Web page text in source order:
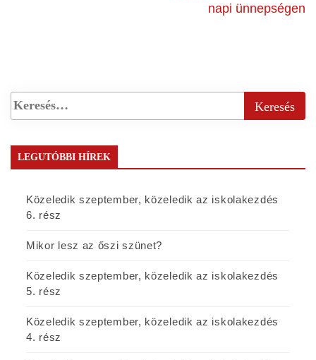
napi ünnepségen
LEGUTÓBBI HÍREK
Közeledik szeptember, közeledik az iskolakezdés
6. rész
Mikor lesz az őszi szünet?
Közeledik szeptember, közeledik az iskolakezdés
5. rész
Közeledik szeptember, közeledik az iskolakezdés
4. rész